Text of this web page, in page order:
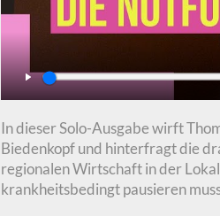
Play
In dieser Solo-Ausgabe wirft
Biedenkopf und hinterfragt die
regionalen Wirtschaft in der
krankheitsbedingt pausieren